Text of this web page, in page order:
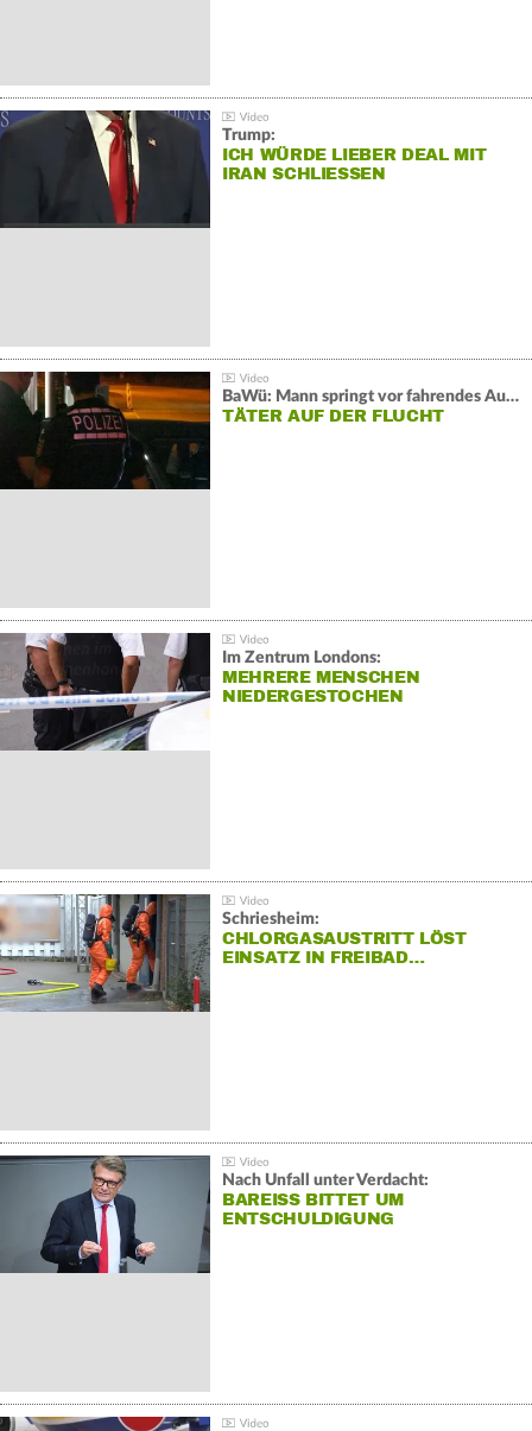
Trump:
ICH WÜRDE LIEBER DEAL MIT
IRAN SCHLIESSEN
BaWü: Mann springt vor fahrendes Auto und schießt
TÄTER AUF DER FLUCHT
Im Zentrum Londons:
MEHRERE MENSCHEN
NIEDERGESTOCHEN
Schriesheim:
CHLORGASAUSTRITT LÖST
EINSATZ IN FREIBAD…
Nach Unfall unter Verdacht:
BAREISS BITTET UM E
NTSCHULDIGUNG